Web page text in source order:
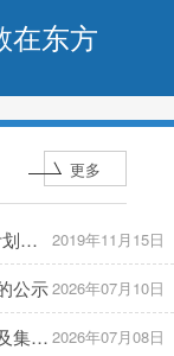
在东方
更多
2019年11月15日
浙江财经大学东方学院通识选修课教学计划安排（定...
2026年07月10日
公示
2026年07月08日
关于公布2026-2027学年第一学期总课表及集中受理教...